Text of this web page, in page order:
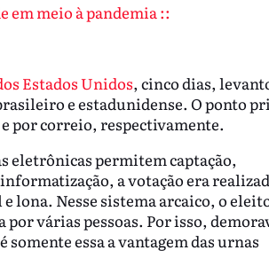
em meio à pandemia ::
Estados Unidos, cinco dias,
e estadunidense. O ponto
por correio, respectivamente.
eletrônicas permitem captação,
a votação era
lona. Nesse sistema arcaico, o
várias pessoas. Por isso,
essa a vantagem das urnas